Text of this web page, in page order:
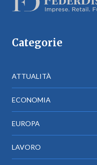
Categorie
ATTUALITÀ
ECONOMIA
EUROPA
LAVORO